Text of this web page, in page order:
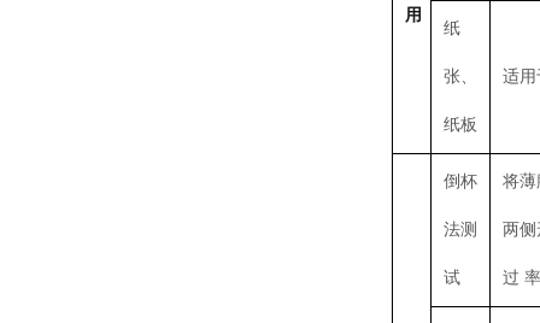
用
纸
张、
纸板
适用
倒杯
法测
试
将薄
两
过